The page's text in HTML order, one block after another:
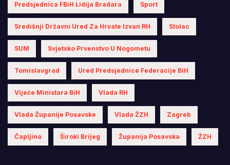
Predsjednica FBiH Lidija Bradara Sport
Središnji Državni Ured Za Hrvate Izvan RH Stolac
SUM Svjetsko Prvenstvo U Nogometu
Tomislavgrad Ured Predsjednice Federacije BiH
Vijeće Ministara BiH Vlada RH
Vlada Županije Posavske Vlada ŽZH Zagreb
Čapljina Široki Brijeg Županija Posavska ŽZH